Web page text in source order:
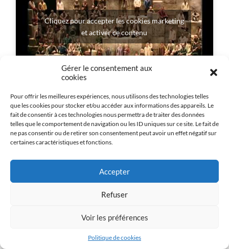
Gérer le consentement aux
cookies
Pour offrir les meilleures expériences, nous utilisons des technologies telles
que les cookies pour stocker et/ou accéder aux informations des appareils. Le
fait de consentir à ces technologies nous permettra de traiter des données
telles que le comportement de navigation ou les ID uniques sur ce site. Le fait de
ne pas consentir ou de retirer son consentement peut avoir un effet négatif sur
certaines caractéristiques et fonctions.
Accepter
Refuser
Voir les préférences
Politique de cookies
Cliquez pour accepter les cookies marketing
et activer ce contenu
Jérusalem. Le peuple juif, réduit en esclavage,
détient la fille du roi, Fenena. Elle aime Ismaele,
bâtarde de Nabucco, est sa rivale. Quand ce
des dieux, elle prend le pouvoir, condamne sa
demi-sœur et tourmente le peuple…